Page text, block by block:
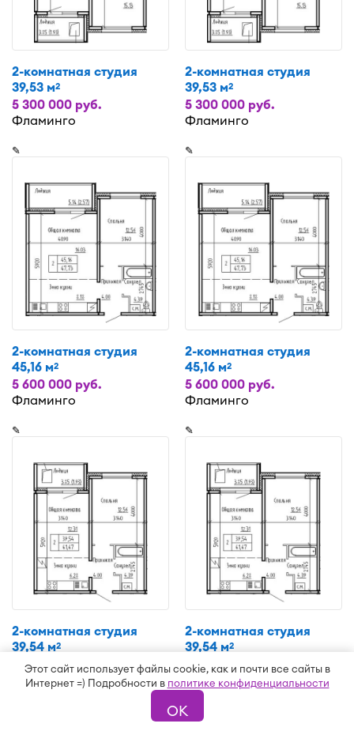
Этот сайт использует файлы cookie, как и почти все сайты в
Интернет =) Подробности в политике конфиденциальности
ОК
2-комнатная студия
39,53 м2
5 300 000 руб.
Фламинго
2-комнатная студия
39,53 м2
5 300 000 руб.
Фламинго
✎
2-комнатная студия
45,16 м2
5 600 000 руб.
Фламинго
✎
2-комнатная студия
45,16 м2
5 600 000 руб.
Фламинго
✎
2-комнатная студия
39,54 м2
5 300 000 руб.
Фламинго
✎
2-комнатная студия
39,54 м2
5 300 000 руб.
Фламинго
✎